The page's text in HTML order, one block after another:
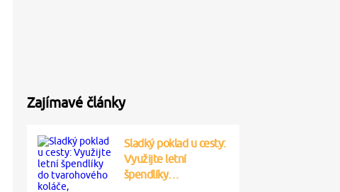
Zajímavé články
Sladký poklad u cesty:
Využijte letní
špendlíky…